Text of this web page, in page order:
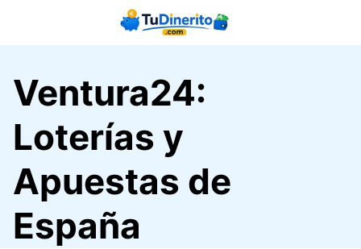
Ventura24:
Loterías y
Apuestas de
España